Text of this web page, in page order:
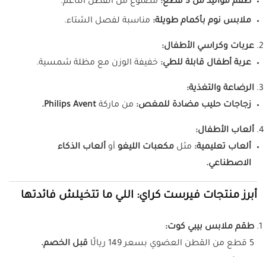
ملابس نوم بأكمام طويلة: مناسبة لفصل الشتاء.
عربات وكراسي الأطفال:
عربة أطفال قابلة للطي: خفيفة الوزن مع مظلة شمسية.
الرضاعة والتغذية:
زجاجات حليب مضادة للمغص: من ماركة Philips Avent.
ألعاب الأطفال:
ألعاب تعليمية: مثل مكعبات الليغو أو ألعاب الذكاء
الاصطناعي.
أبرز منتجات فيرست كراي: اللي ما تتخيلش فائدتها
طقم ملابس بيبي كوت:
5 قطع من القطن العضوي بسعر 149 ريالًا
قبل الخصم.